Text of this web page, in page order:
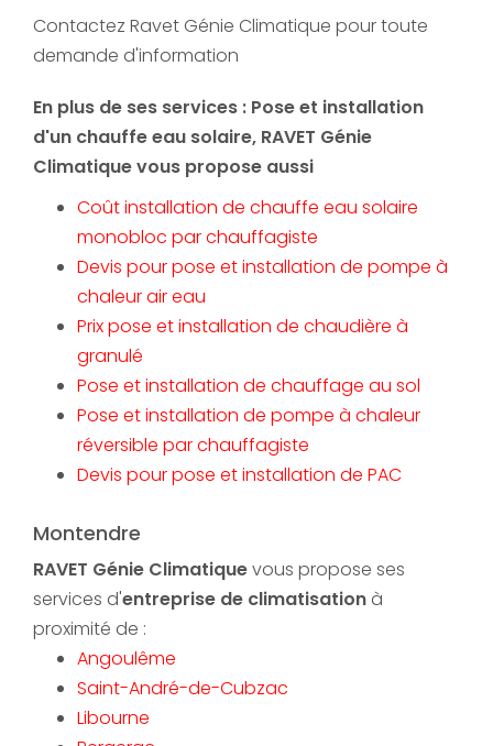
Contactez Ravet Génie Climatique pour toute
demande d'information
En plus de ses services : Pose et installation
d'un chauffe eau solaire, RAVET Génie
Climatique vous propose aussi
Coût installation de chauffe eau solaire
monobloc par chauffagiste
Devis pour pose et installation de pompe à
chaleur air eau
Prix pose et installation de chaudière à
granulé
Pose et installation de chauffage au sol
Pose et installation de pompe à chaleur
réversible par chauffagiste
Devis pour pose et installation de PAC
Montendre
RAVET Génie Climatiquevous propose ses
services d'entreprise de climatisation à
proximité de :
Angoulême
Saint-André-de-Cubzac
Libourne